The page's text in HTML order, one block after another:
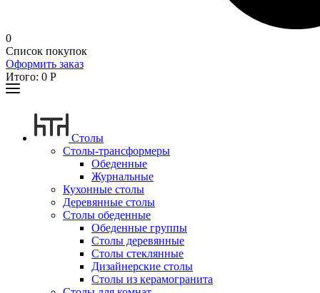
0
Список покупок
Оформить заказ
Итого: 0 Р
Столы
Столы-трансформеры
Обеденные
Журнальные
Кухонные столы
Деревянные столы
Столы обеденные
Обеденные группы
Столы деревянные
Столы стеклянные
Дизайнерские столы
Столы из керамогранита